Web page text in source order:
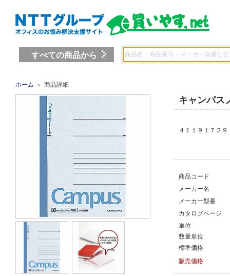
すべての商品から
ホーム ＞ 商品詳細
キャンパ
４１１９１７２
商品コード
メーカー名
メーカー型番
カタログページ
単位
数量単位
標準価格
販売価格